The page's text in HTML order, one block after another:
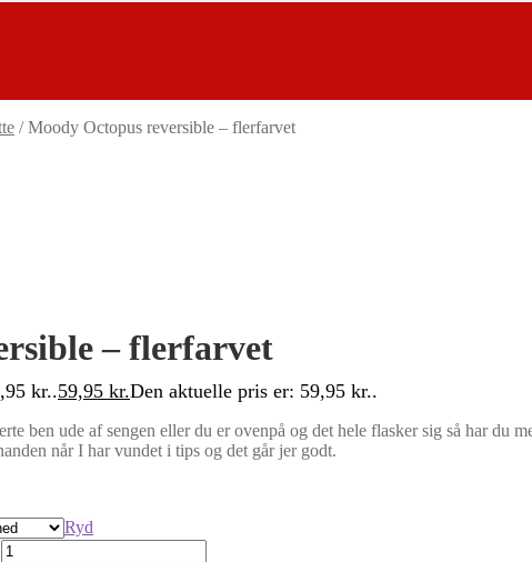
/Moody Octopus reversible – flerfarvet
– flerfarvet
kr..59,95 kr.Den aktuelle pris er: 59,95 kr..
ben ude af sengen eller du er ovenpå og det hele flasker sig så har
når I har vundet i tips og det går jer godt.
Ryd